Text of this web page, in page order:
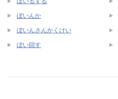
ぼいんか
ぼいんさんかくけい
ぼい回す